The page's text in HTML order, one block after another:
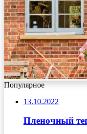
Популярное
13.10.2022
Пленочный